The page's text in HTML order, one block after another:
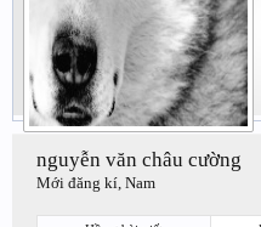
nguyễn văn châu cường
Mới đăng kí, Nam